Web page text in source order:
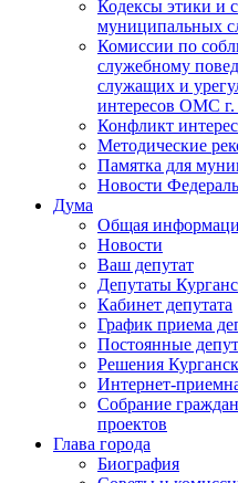
Кодексы этики и
муниципальных
Комиссии по
служебному
служащих и
интересов ОМС г.
Конфликт
Методические
Памятка для
Новости
Дума
Общая
Новости
Ваш депутат
Депутаты
Кабинет депутата
График приема
Постоянные
Решения
Интернет-
Собрание
проектов
Глава города
Биография